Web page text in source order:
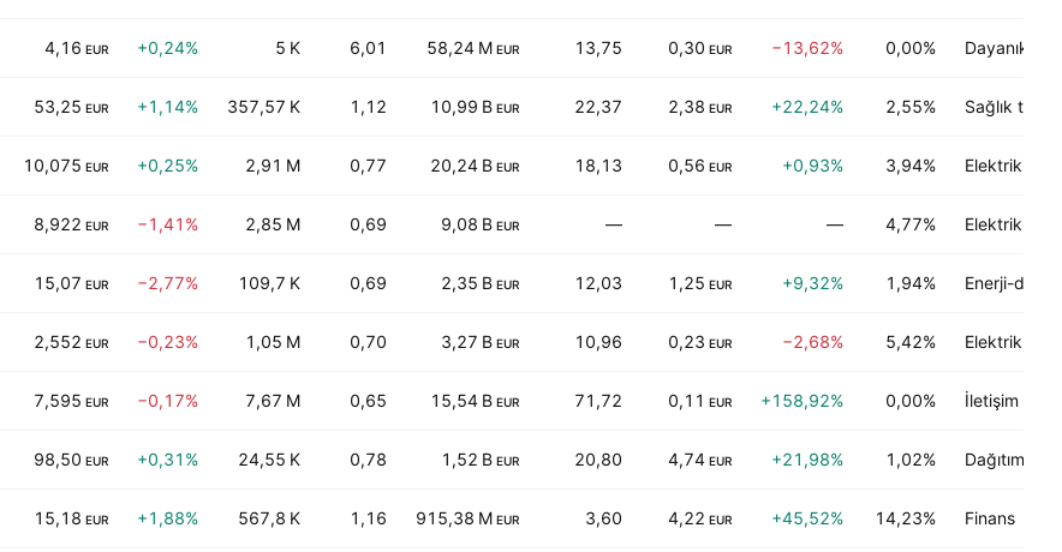
4,16 EUR +0,24% 5 K 6,01 58,24 M EUR 13,75 0,30 EUR −13,62% 0,00% Dayanıklı
53,25 EUR +1,14% 357,57 K 1,12 10,99 B EUR 22,37 2,38 EUR +22,24% 2,55% Sağlık
10,075 EUR +0,25% 2,91 M 0,77 20,24 B EUR 18,13 0,56 EUR +0,93% 3,94% Elektrik,
8,922 EUR −1,41% 2,85 M 0,69 9,08 B EUR — — — 4,77% Elektrik,
15,07 EUR −2,77% 109,7 K 0,69 2,35 B EUR 12,03 1,25 EUR +9,32% 1,94% Enerji-dışı
2,552 EUR −0,23% 1,05 M 0,70 3,27 B EUR 10,96 0,23 EUR −2,68% 5,42% Elektrik,
7,595 EUR −0,17% 7,67 M 0,65 15,54 B EUR 71,72 0,11 EUR +158,92% 0,00% İletişim
98,50 EUR +0,31% 24,55 K 0,78 1,52 B EUR 20,80 4,74 EUR +21,98% 1,02% Dağıtım
15,18 EUR +1,88% 567,8 K 1,16 915,38 M EUR 3,60 4,22 EUR +45,52% 14,23% Finans